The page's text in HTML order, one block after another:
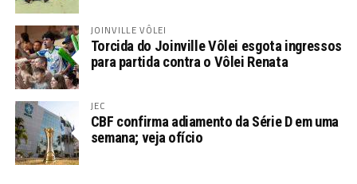
JOINVILLE VÔLEI
Torcida do Joinville Vôlei esgota ingressos
para partida contra o Vôlei Renata
JEC
CBF confirma adiamento da Série D em uma
semana; veja ofício